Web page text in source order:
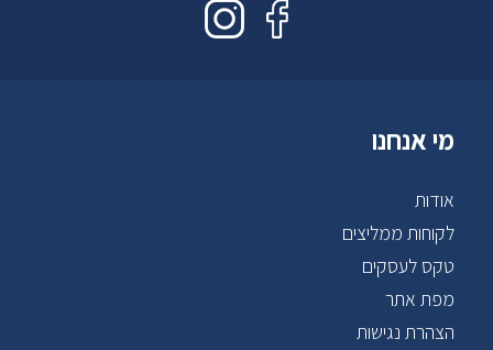
מי אנחנו
אודות
לקוחות ממליצים
טקס לעסקים
מפת אתר
הצהרת נגישות